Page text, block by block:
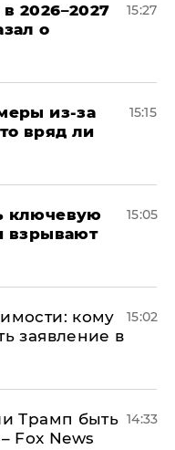
2026–2027
о
15:27
из-за
вряд ли
15:15
ключевую
взрывают
15:05
кому
заявление в
15:02
Трамп быть
Fox News
14:33